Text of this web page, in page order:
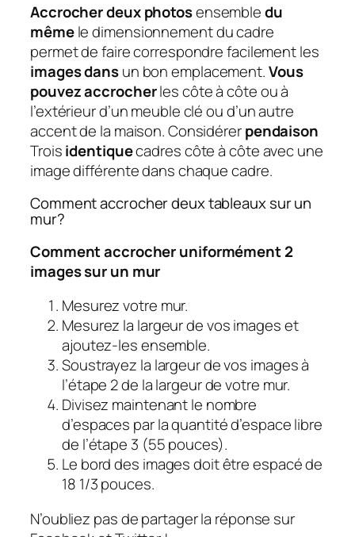
Accrocher deux photosensembledu
mêmele dimensionnement du cadre
permet de faire correspondre facilement les
images dansun bon emplacement.Vous
pouvez accrocherles côte à côte ou à
l’extérieur d’un meuble clé ou d’un autre
accent de la maison. Considérerpendaison
Troisidentiquecadres côte à côte avec une
image différente dans chaque cadre.
Comment accrocher deux tableaux sur un
mur?
Comment accrocher uniformément 2
images sur un mur
Mesurez votre mur.
Mesurez la largeur de vos images et
ajoutez-les ensemble.
Soustrayez la largeur de vos images à
l’étape 2 de la largeur de votre mur.
Divisez maintenant le nombre
d’espaces par la quantité d’espace libre
de l’étape 3 (55 pouces).
Le bord des images doit être espacé de
18 1/3 pouces.
N’oubliez pas de partager la réponse sur